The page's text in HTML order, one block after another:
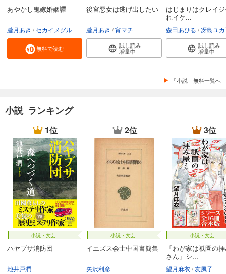
あやかし鬼嫁婚姻譚
朧月あき セカイメグル
無料で読む
後宮悪女は逃げ出したい
朧月あき 宵マチ
試し読み
増量中
はじまりはクレイ
れイケ...
森田あひる 冴島ユ
試し読み
増量中
「小説」無料一覧へ
小説 ランキング
1位
小説・文芸
ハヤブサ消防団
池井戸潤
2位
小説・文芸
イエズス会士中国書簡集
矢沢利彦
3位
小説・文芸
「わが家は祇園の
さん」シ...
望月麻衣 友風子